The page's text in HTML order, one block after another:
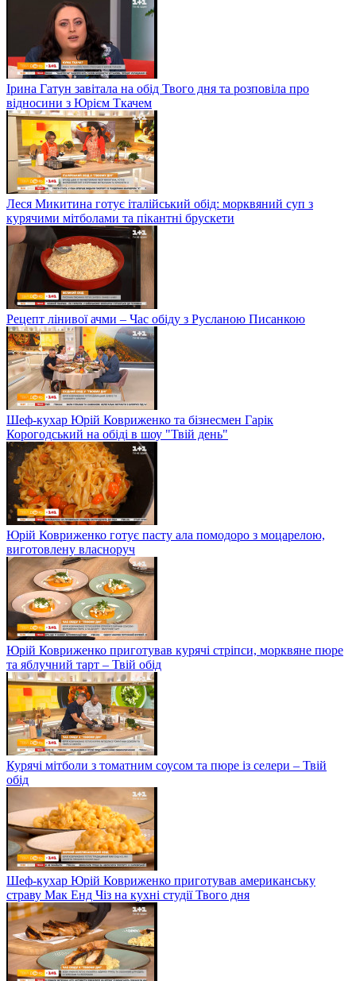
Ірина Гатун завітала на обід Твого дня та розповіла про
відносини з Юрієм Ткачем
Леся Микитина готує італійський обід: морквяний суп з
курячими мітболами та пікантні брускети
Рецепт лінивої ачми – Час обіду з Русланою Писанкою
Шеф-кухар Юрій Ковриженко та бізнесмен Гарік
Корогодський на обіді в шоу "Твій день"
Юрій Ковриженко готує пасту ала помодоро з моцарелою,
виготовлену власноруч
Юрій Ковриженко приготував курячі стріпси, морквяне пюре
та яблучний тарт – Твій обід
Курячі мітболи з томатним соусом та пюре із селери – Твій
обід
Шеф-кухар Юрій Ковриженко приготував американську
страву Мак Енд Чіз на кухні студії Твого дня